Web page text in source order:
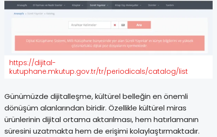
https://dijital-
kutuphane.mkutup.gov.tr/tr/periodicals/catalog/list
Günümüzde dijitalleşme, kültürel belleğin en önemli
dönüşüm alanlarından biridir. Özellikle kültürel miras
ürünlerinin dijital ortama aktarılması, hem hatırlamanın
süresini uzatmakta hem de erişimi kolaylaştırmaktadır.